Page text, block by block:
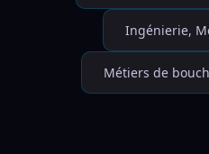
Ingénierie,
Métiers de